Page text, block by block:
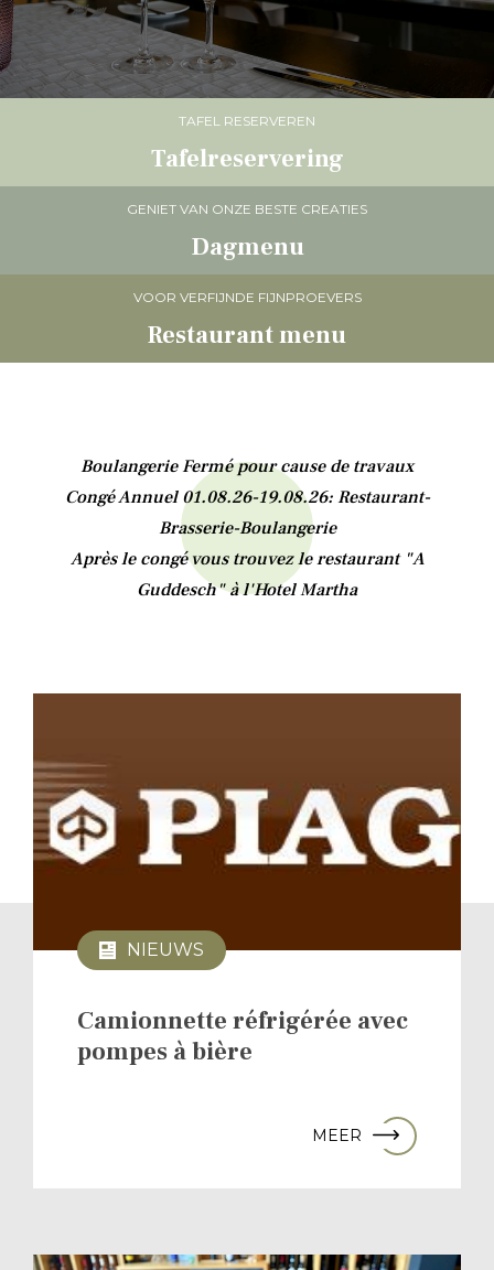
TAFEL RESERVEREN
Tafelreservering
GENIET VAN ONZE BESTE CREATIES
Dagmenu
VOOR VERFIJNDE FIJNPROEVERS
Restaurant menu
Boulangerie Fermé pour cause de travaux
Congé Annuel 01.08.26-19.08.26: Restaurant-
Brasserie-Boulangerie
Après le congé vous trouvez le restaurant "A
Guddesch" à l'Hotel Martha
NIEUWS
Camionnette réfrigérée avec
pompes à bière
MEER